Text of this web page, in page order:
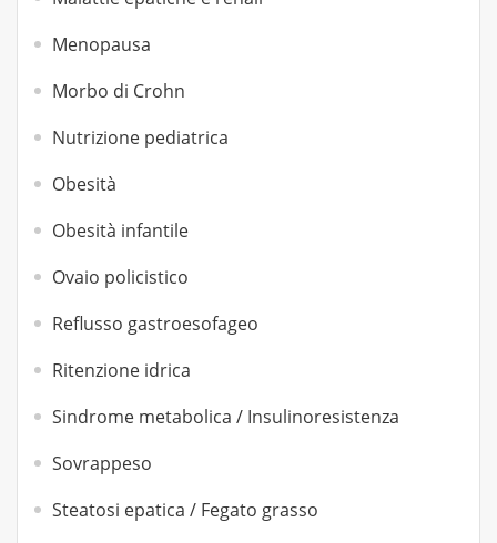
Menopausa
Morbo di Crohn
Nutrizione pediatrica
Obesità
Obesità infantile
Ovaio policistico
Reflusso gastroesofageo
Ritenzione idrica
Sindrome metabolica / Insulinoresistenza
Sovrappeso
Steatosi epatica / Fegato grasso